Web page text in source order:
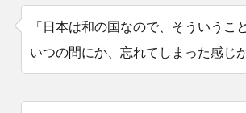
「日本は和の国なので、そういう
いつの間にか、忘れてしまった感じ